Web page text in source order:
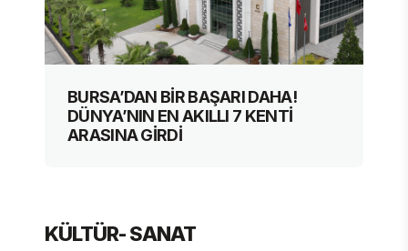
BURSA’DAN BİR BAŞARI DAHA!
DÜNYA’NIN EN AKILLI 7 KENTİ
ARASINA GİRDİ
KÜLTÜR- SANAT